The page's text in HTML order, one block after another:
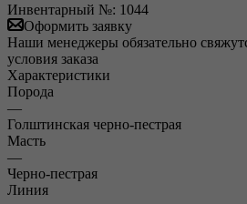
Инвентарный №: 1044
Оформить заявку
Наши менеджеры обязательно
условия заказа
Характеристики
Порода
—
Голштинская черно-пестрая
Масть
—
Черно-пестрая
Линия